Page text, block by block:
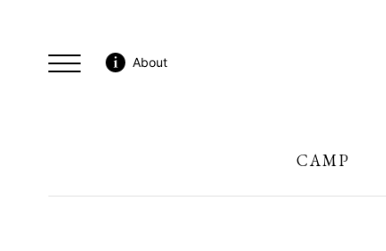
About
CAMP